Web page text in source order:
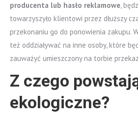
producenta lub hasło reklamowe,
towarzyszyło klientowi przez dłuższy
przekonaniu go do ponowienia zakupu.
też oddziaływać na inne osoby, które
zauważyć umieszczony na torbie
Z czego
ekologiczne?